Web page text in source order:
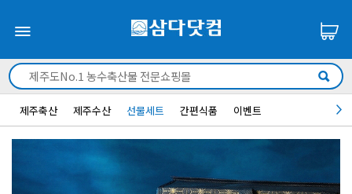
제주축산 제주수산 선물세트 간편식품 이벤트